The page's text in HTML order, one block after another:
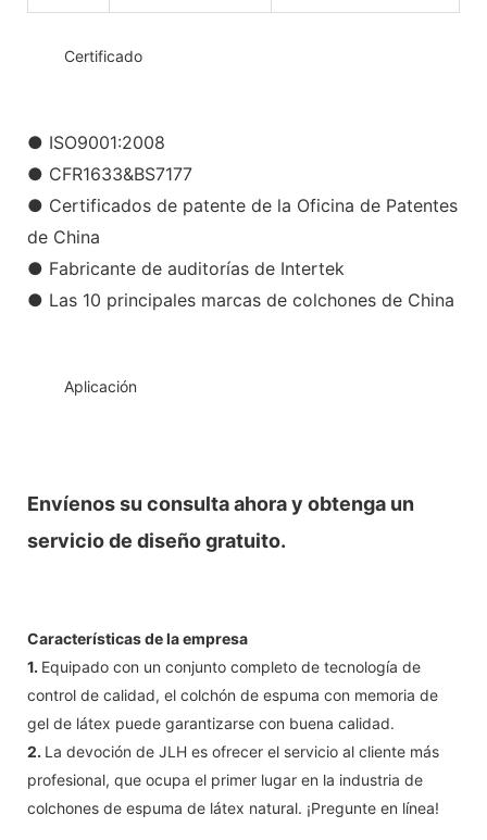
Certificado
● ISO9001:2008
● CFR1633&BS7177
● Certificados de patente de la Oficina de Patentes
de China
● Fabricante de auditorías de Intertek
● Las 10 principales marcas de colchones de China
Aplicación
Envíenos su consulta ahora y obtenga un
servicio de diseño gratuito.
Características de la empresa
1. Equipado con un conjunto completo de tecnología de
control de calidad, el colchón de espuma con memoria de
gel de látex puede garantizarse con buena calidad.
2. La devoción de JLH es ofrecer el servicio al cliente más
profesional, que ocupa el primer lugar en la industria de
colchones de espuma de látex natural. ¡Pregunte en línea!